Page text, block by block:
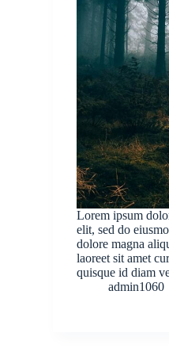
Lorem ipsum
elit, sed do
dolore magna
laoreet sit amet
quisque id diam
admin1060